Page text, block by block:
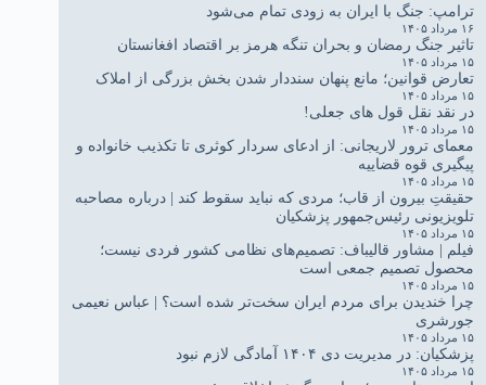
ترامپ: جنگ با ایران به زودی تمام می‌شود
۱۶ مرداد ۱۴۰۵
تاثیر جنگ رمضان و بحران تنگه هرمز بر اقتصاد افغانستان
۱۵ مرداد ۱۴۰۵
تعارض قوانین؛ مانع پنهان سنددار شدن بخش بزرگی از املاک
۱۵ مرداد ۱۴۰۵
در نقد نقل قول های جعلی!
۱۵ مرداد ۱۴۰۵
معمای ترور لاریجانی: از ادعای سردار کوثری تا تکذیب خانواده و
پیگیری قوه قضاییه
۱۵ مرداد ۱۴۰۵
حقیقتِ بیرون از قاب؛ مردی که نباید سقوط کند | درباره مصاحبه
تلویزیونی رئیس‌جمهور پزشکیان
۱۵ مرداد ۱۴۰۵
فیلم | مشاور قالیباف: تصمیم‌های نظامی کشور فردی نیست؛
محصول تصمیم جمعی است
۱۵ مرداد ۱۴۰۵
چرا خندیدن برای مردم ایران سخت‌تر شده است؟ | عباس نعیمی
جورشری
۱۵ مرداد ۱۴۰۵
پزشکیان: در مدیریت دی ۱۴۰۴ آمادگی لازم نبود
۱۵ مرداد ۱۴۰۵